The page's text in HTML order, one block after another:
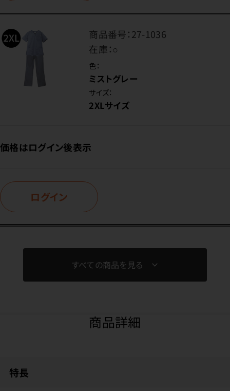
商品番号：27-1036
在庫：○
色：
ミストグレー
サイズ：
2XLサイズ
価格はログイン後表示
ログイン
すべての商品を見る
商品詳細
特長